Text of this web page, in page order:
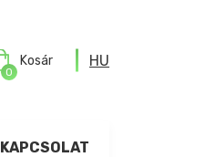
0
Kosár HU
KAPCSOLAT